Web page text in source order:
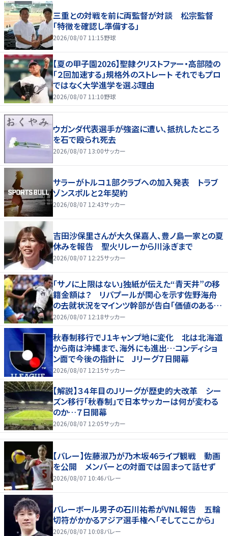
三重との対戦を前に両監督が対談 松宗監督
「特徴を確認し準備する」
2026/08/07 11:15野球
【夏の甲子園2026】聖隷クリストファー・高部陸の
「２回加速する」規格外のストレート それでもプロ
ではなく大学進学を選ぶ理由
2026/08/07 11:10野球
ウガンダ代表選手が強盗に遭い、抵抗したところ
を石で殴られ死去
2026/08/07 13:00サッカー
サラーがトルコ１部クラブへの加入発表 トラブ
ゾンスポルと２年契約
2026/08/07 12:43サッカー
吉田沙保里さんが大久保嘉人、豊ノ島一家との夏
休みを報告 聖火リレーから川泳ぎまで
2026/08/07 12:25サッカー
「サノに上限はない」独紙が伝えた“青天井”の移
籍金額は？ リバプールが関心を示す佐野海舟
の去就状況をマインツ幹部が告白「価値のあるも
のになる」
2026/08/07 12:18サッカー
秋春制移行でＪ１キャンプ地に変化 北は北海道
から南は沖縄まで、海外にも進出…コンディショ
ン面で今後の指針に Jリーグ７日開幕
2026/08/07 12:15サッカー
【解説】３４年目のＪリーグが歴史的大改革 シー
ズン移行「秋春制」で日本サッカーは何が変わる
のか…７日開幕
2026/08/07 12:05サッカー
【バレー】佐藤淑乃が乃木坂46ライブ観戦 動画
を公開 メンバーとの対面では固まって話せず
2026/08/07 10:46バレー
バレーボール男子の石川祐希がVNL報告 五輪
切符がかかるアジア選手権へ「そしてここから」
2026/08/07 10:08バレー